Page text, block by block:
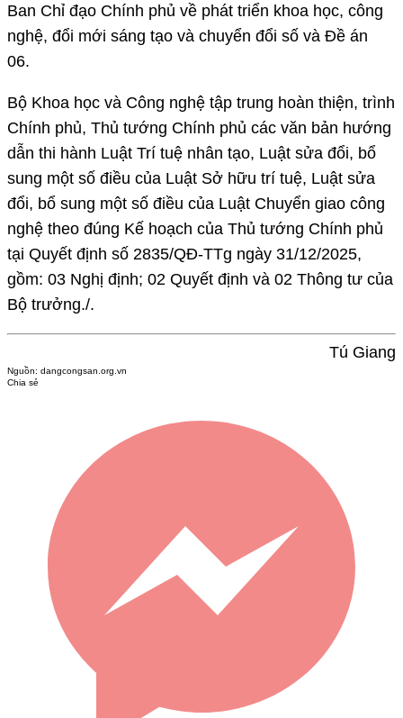
Ban Chỉ đạo Chính phủ về phát triển khoa học, công
nghệ, đổi mới sáng tạo và chuyển đổi số và Đề án
06.
Bộ Khoa học và Công nghệ tập trung hoàn thiện, trình
Chính phủ, Thủ tướng Chính phủ các văn bản hướng
dẫn thi hành Luật Trí tuệ nhân tạo, Luật sửa đổi, bổ
sung một số điều của Luật Sở hữu trí tuệ, Luật sửa
đổi, bổ sung một số điều của Luật Chuyển giao công
nghệ theo đúng Kế hoạch của Thủ tướng Chính phủ
tại Quyết định số 2835/QĐ-TTg ngày 31/12/2025,
gồm: 03 Nghị định; 02 Quyết định và 02 Thông tư của
Bộ trưởng./.
Tú Giang
Nguồn: dangcongsan.org.vn
Chia sẻ